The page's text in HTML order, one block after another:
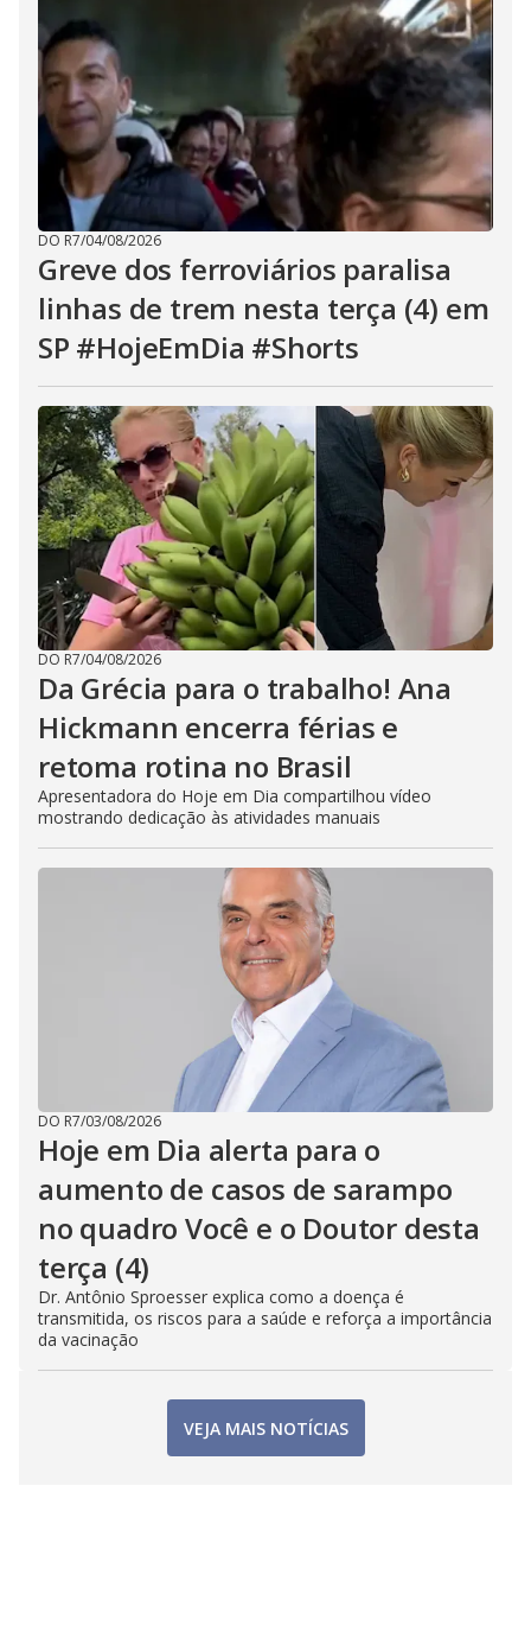
DO R7/04/08/2026
Greve dos ferroviários paralisa
linhas de trem nesta terça (4) em
SP #HojeEmDia #Shorts
DO R7/04/08/2026
Da Grécia para o trabalho! Ana
Hickmann encerra férias e
retoma rotina no Brasil
Apresentadora do Hoje em Dia compartilhou vídeo
mostrando dedicação às atividades manuais
DO R7/03/08/2026
Hoje em Dia alerta para o
aumento de casos de sarampo
no quadro Você e o Doutor desta
terça (4)
Dr. Antônio Sproesser explica como a doença é
transmitida, os riscos para a saúde e reforça a importância
da vacinação
VEJA MAIS NOTÍCIAS